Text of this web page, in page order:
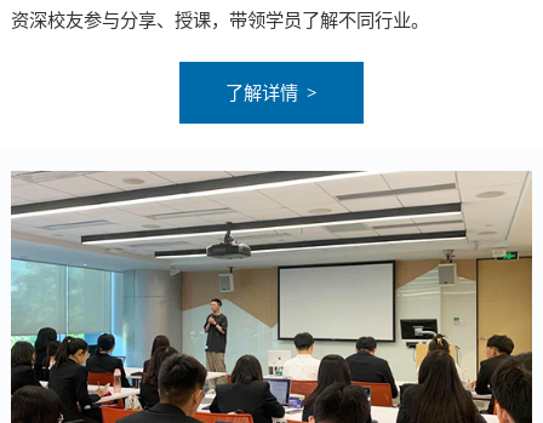
资深校友参与分享、授课，带领学员了解不同行业。
了解详情